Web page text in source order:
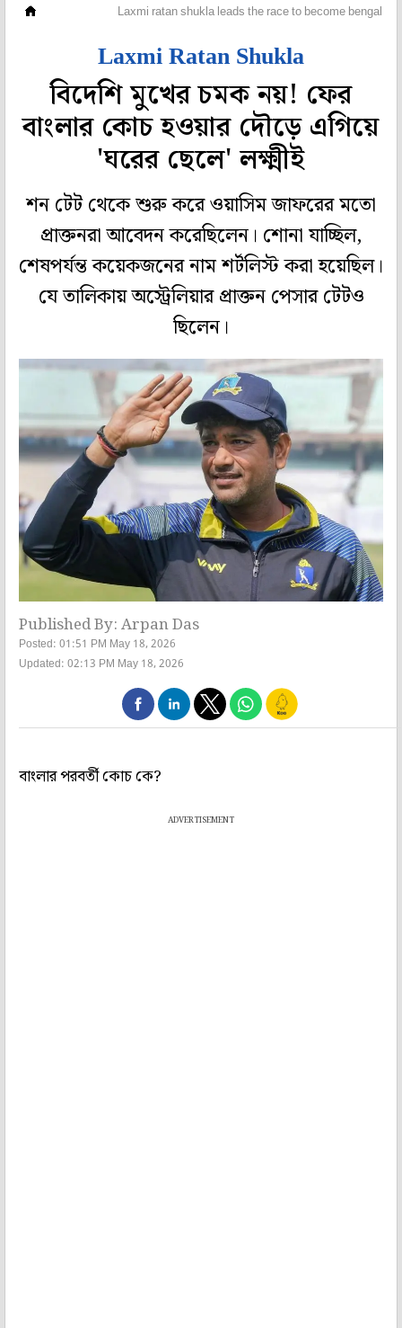
Laxmi ratan shukla leads the race to become bengal
Laxmi Ratan Shukla
বিদেশি মুখের চমক নয়! ফের
বাংলার কোচ হওয়ার দৌড়ে এগিয়ে
'ঘরের ছেলে' লক্ষ্মীই
শন টেট থেকে শুরু করে ওয়াসিম জাফরের মতো
প্রাক্তনরা আবেদন করেছিলেন। শোনা যাচ্ছিল,
শেষপর্যন্ত কয়েকজনের নাম শর্টলিস্ট করা হয়েছিল।
যে তালিকায় অস্ট্রেলিয়ার প্রাক্তন পেসার টেটও
ছিলেন।
Published By: Arpan Das
Posted: 01:51 PM May 18, 2026
Updated: 02:13 PM May 18, 2026
বাংলার পরবর্তী কোচ কে?
ADVERTISEMENT